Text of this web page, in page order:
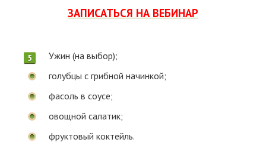
ЗАПИСАТЬСЯ НА ВЕБИНАР
Ужин (на выбор);
голубцы с грибной начинкой;
фасоль в соусе;
овощной салатик;
фруктовый коктейль.